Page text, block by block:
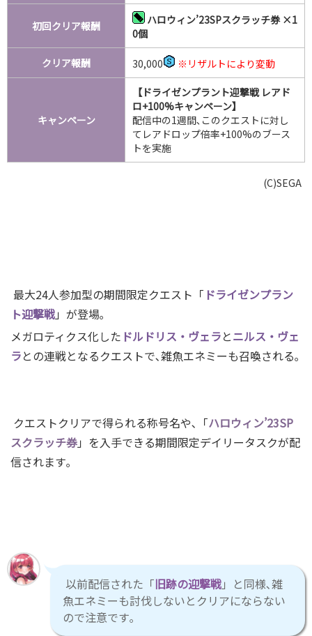
初回クリア報酬
ハロウィン’23SPスクラッチ券 ×1
0個
クリア報酬 30,000 ※リザルトにより変動
キャンペーン
【ドライゼンプラント迎撃戦 レアド
ロ+100%キャンペーン】
配信中の1週間､このクエストに対し
てレアドロップ倍率+100%のブース
トを実施
(C)SEGA
最大24人参加型の期間限定クエスト「 ドライゼンプラン
ト迎撃戦」が登場｡
メガロティクス化した ドルドリス・ヴェラとニルス・ヴェ
ラとの連戦となるクエストで､雑魚エネミーも召喚される｡
クエストクリアで得られる称号名や､「ハロウィン’23SP
スクラッチ券」を入手できる期間限定デイリータスクが配
信されます｡
以前配信された「旧跡の迎撃戦」と同様､雑
魚エネミーも討伐しないとクリアにならない
ので注意です｡